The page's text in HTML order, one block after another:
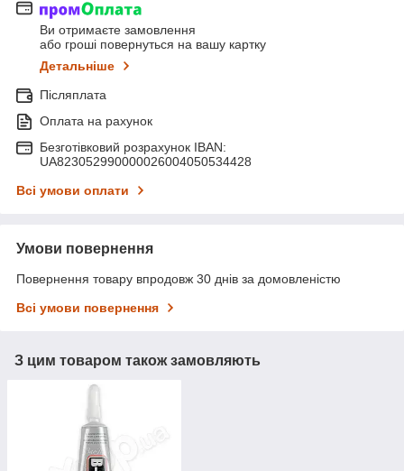
Ви отримаєте замовлення
або гроші повернуться на вашу картку
Детальніше
Післяплата
Оплата на рахунок
Безготівковий розрахунок IBAN:
UA823052990000026004050534428
Всі умови оплати
Умови повернення
Повернення товару впродовж 30 днів за домовленістю
Всі умови повернення
З цим товаром також замовляють